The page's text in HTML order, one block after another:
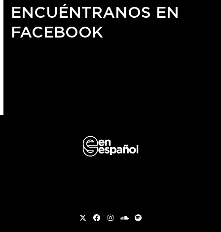
ENCUÉNTRANOS EN
FACEBOOK
TwitterFacebook
Instagram
soundcloud
Spotify